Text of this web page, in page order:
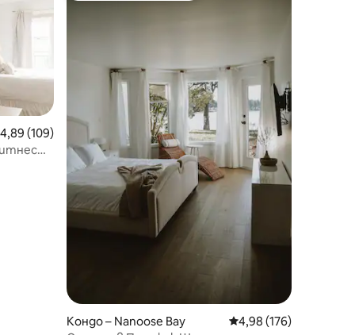
оценка: 4,89 от 5, 109 отзива
4,89 (109)
Кондо – Nanoose Bay Средна оценка: 4,98
4,98 (176)